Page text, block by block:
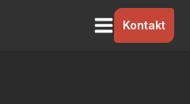
Kontakt